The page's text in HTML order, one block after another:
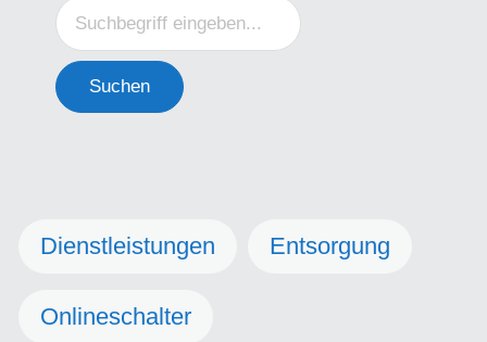
Suchen
Dienstleistungen Entsorgung
Onlineschalter